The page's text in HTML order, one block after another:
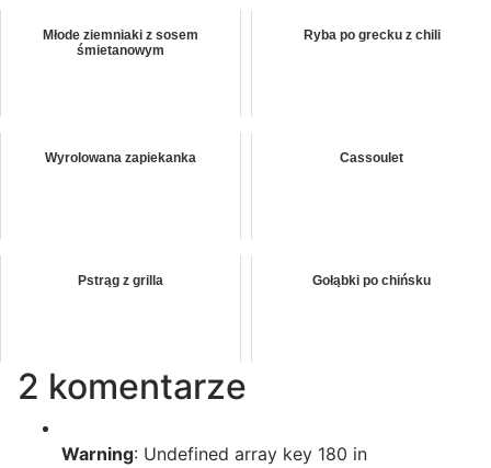
Młode ziemniaki z sosem
śmietanowym
Ryba po grecku z chili
Wyrolowana zapiekanka Cassoulet
Pstrąg z grilla Gołąbki po chińsku
2 komentarze
Warning: Undefined array key 180 in